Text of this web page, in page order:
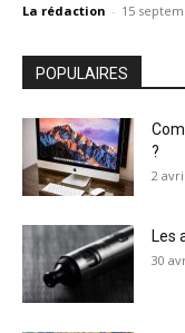
La rédaction - 15
POPULAIRES
?
2
Les
30